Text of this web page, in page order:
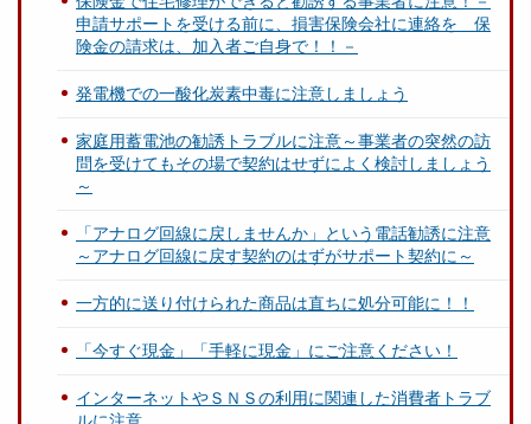
申請サポートを受ける前に、損害保険会社に連絡を 保
険金の請求は、加入者ご自身で！！－
発電機での一酸化炭素中毒に注意しましょう
家庭用蓄電池の勧誘トラブルに注意～事業者の突然の訪
問を受けてもその場で契約はせずによく検討しましょう
～
「アナログ回線に戻しませんか」という電話勧誘に注意
～アナログ回線に戻す契約のはずがサポート契約に～
一方的に送り付けられた商品は直ちに処分可能に！！
「今すぐ現金」「手軽に現金」にご注意ください！
インターネットやＳＮＳの利用に関連した消費者トラブ